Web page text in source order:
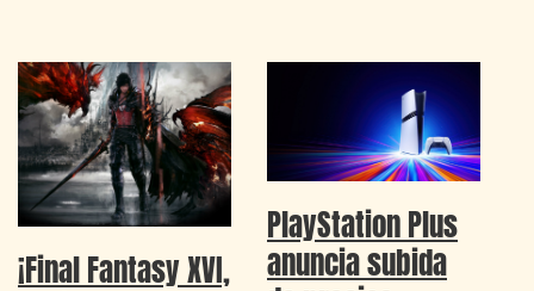
¡Final Fantasy XVI,
PlayStation Plus
anuncia subida